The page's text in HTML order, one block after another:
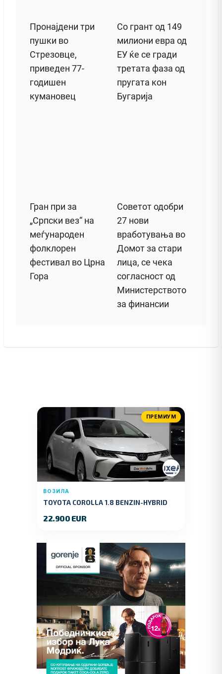
Пронајдени три
пушки во
Стрезовце,
приведен 77-
годишен
кумановец
Со грант од 149
милиони евра од
ЕУ ќе се гради
третата фаза од
пругата кон
Бугарија
Гран при за
„Српски вез“ на
меѓународен
фолклорен
фестивал во Црна
Гора
Советот одобри
27 нови
вработувања во
Домот за стари
лица, се чека
согласност од
Министерството
за финансии
ПРЕМИУМ
ВОЗИЛА
TOYOTA COROLLA 1.8 BENZIN-HYBRID
22.900 EUR